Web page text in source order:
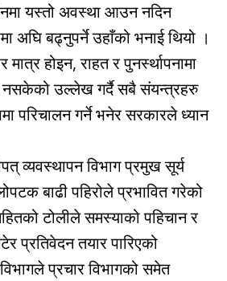
यस्तो अवस्था आउन नदिन
अघि बढ्नुपर्ने उहाँको भनाई थियो ।
मात्र होइन, राहत र पुनर्स्थापनामा
नसकेको उल्लेख गर्दै सबै संयन्त्रहरु
परिचालन गर्ने भनेर सरकारले ध्यान
व्यवस्थापन विभाग प्रमुख सूर्य
बाढी पहिरोले प्रभावित गरेको
टोलीले समस्याको पहिचान र
प्रतिवेदन तयार पारिएको
प्रचार विभागको समेत